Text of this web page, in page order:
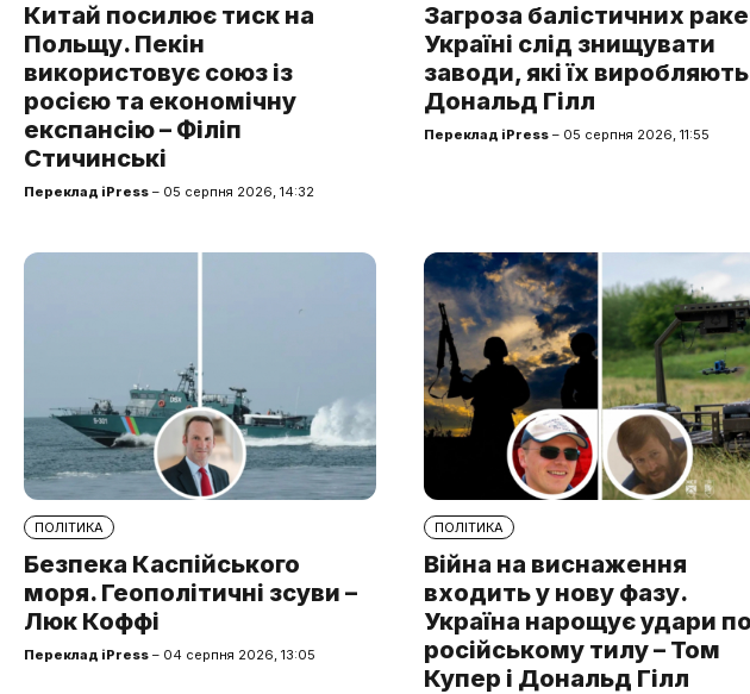
Китай посилює тиск на
Польщу. Пекін
використовує союз із
росією та економічну
експансію – Філіп
Стичинські
Переклад iPress – 05 серпня 2026, 14:32
Загроза балістичних
Україні слід знищувати
заводи, які їх виробляють
Дональд Гілл
Переклад iPress – 05 серпня 2026, 11:55
ПОЛІТИКА
Безпека Каспійського
моря. Геополітичні зсуви –
Люк Коффі
Переклад iPress – 04 серпня 2026, 13:05
ПОЛІТИКА
Війна на виснаження
входить у нову фазу.
Україна нарощує удари по
російському тилу – Том
Купер і Дональд Гілл